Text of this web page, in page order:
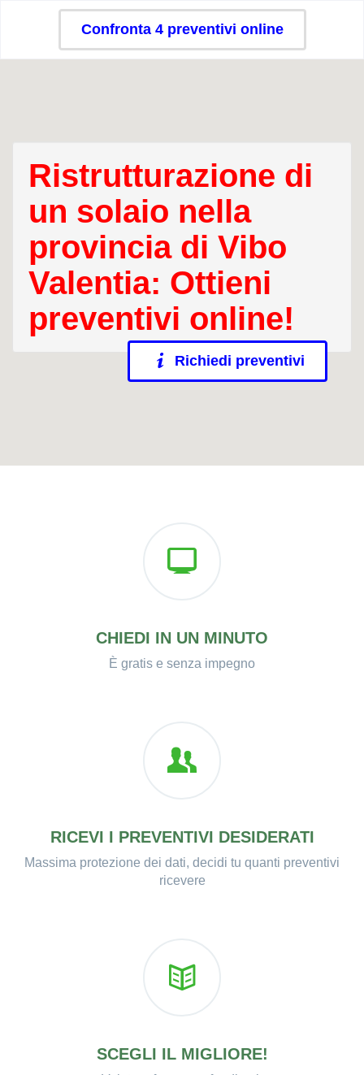
Confronta 4 preventivi online
Ristrutturazione di
un solaio nella
provincia di Vibo
Valentia: Ottieni
preventivi online!
Richiedi preventivi
CHIEDI IN UN MINUTO
È gratis e senza impegno
RICEVI I PREVENTIVI DESIDERATI
Massima protezione dei dati, decidi tu quanti preventivi
ricevere
SCEGLI IL MIGLIORE!